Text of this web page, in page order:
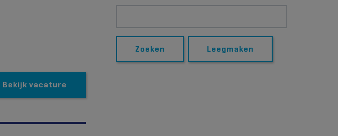
Bekijk vacature
Zoeken Leegmaken